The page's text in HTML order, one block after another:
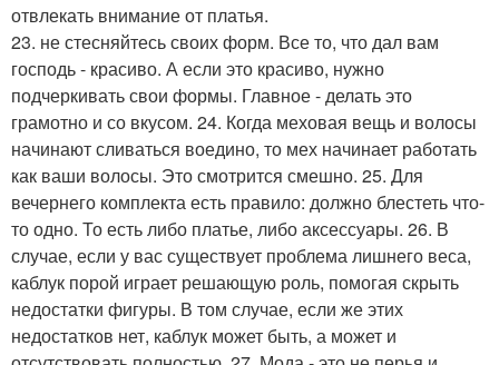
отвлекать внимание от платья.
23. не стесняйтесь своих форм. Все то, что дал вам
господь - красиво. А если это красиво, нужно
подчеркивать свои формы. Главное - делать это
грамотно и со вкусом. 24. Когда меховая вещь и волосы
начинают сливаться воедино, то мех начинает работать
как ваши волосы. Это смотрится смешно. 25. Для
вечернего комплекта есть правило: должно блестеть что-
то одно. То есть либо платье, либо аксессуары. 26. В
случае, если у вас существует проблема лишнего веса,
каблук порой играет решающую роль, помогая скрыть
недостатки фигуры. В том случае, если же этих
недостатков нет, каблук может быть, а может и